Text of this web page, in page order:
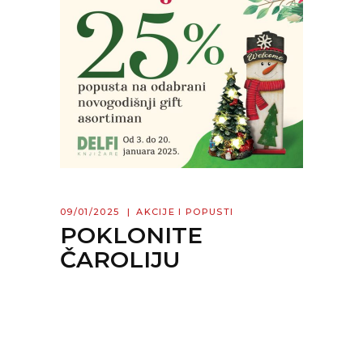
09/01/2025 AKCIJE I POPUSTI
POKLONITE
ČAROLIJU